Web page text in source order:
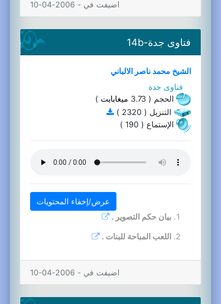
اضيفت في - 2006-04-10
فتاوى جدة-14b
الشيخ محمد ناصر الالباني
فتاوى جدة
الحجم ( 3.73
ميغابايت )
التنزيل ( 2320 )
الإستماع ( 190 )
عرض/إخفاء المحتويات
بيان حكم التصوير .
اللعب المباحة للبنات .
اضيفت في - 2006-04-10